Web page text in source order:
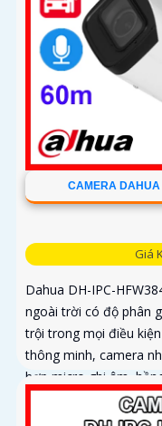
CAMERA DAHUA
Giá
Dahua DH-IPC-
ngoài trời có độ phân
trội trong mọi điều
thông minh, camera
hợp micro ghi âm,
lên đến 256GB mang